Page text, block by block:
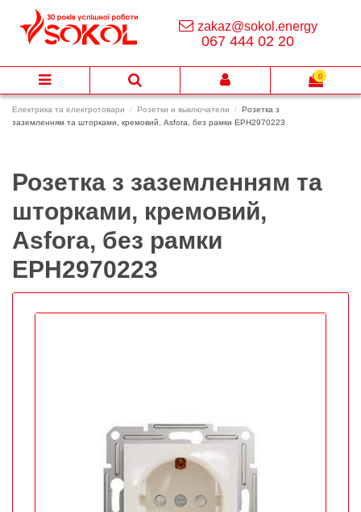
Електрика та електротовари Розетки и выключатели
Розетка з
заземленням та шторками, кремовий, Asfora, без рамки EPH2970223
Розетка з заземленням та
шторками, кремовий,
Asfora, без рамки
EPH2970223
zakaz@sokol.energy
067 444 02 20
0